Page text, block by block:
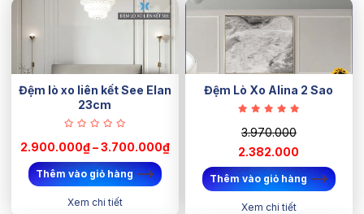
Đệm lò xo liên kết See Elan
23cm
2.900.000₫ – 3.700.000₫
Thêm vào giỏ hàng
Xem chi tiết
Đệm Lò Xo Alina 2 Sao
3.970.000
2.382.000
Thêm vào giỏ hàng
Xem chi tiết